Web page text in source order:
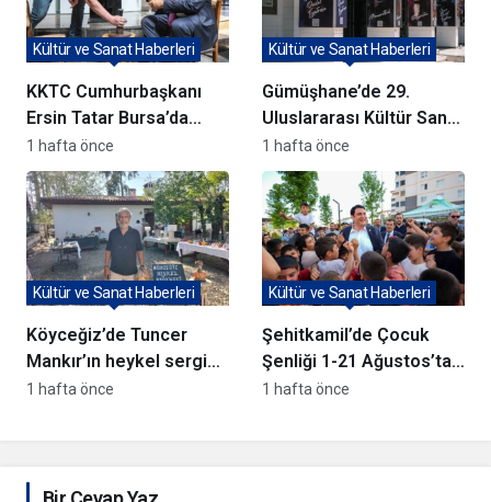
KKTC Cumhurbaşkanı
Ersin Tatar Bursa’da
Panorama 1326
Müzesi’ni Ziyaret Etti
Kültür ve Sanat Haberleri
1 hafta önce
Gümüşhane’de 29.
Uluslararası Kültür Sanat
Tanıtım Günleri başladı
Kültür ve Sanat Haberleri
1 hafta önce
Köyceğiz’de Tuncer
Mankır’ın heykel sergisi
açıldı
Kültür ve Sanat Haberleri
1 hafta önce
Şehitkamil’de Çocuk
Şenliği 1-21 Ağustos’ta
Başlıyor
Kültür ve Sanat Haberleri
1 hafta önce